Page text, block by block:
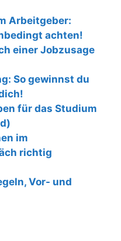
Arbeitgeber:
achten!
einer Jobzusage
So gewinnst du
für das Studium
im
richtig
Vor- und